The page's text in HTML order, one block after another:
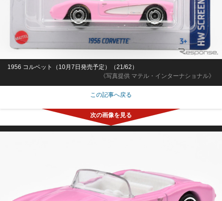
《写真提供 マテル・インターナショナル》
1956 コルベット（10月7日発売予定）（21/62）
この記事へ戻る